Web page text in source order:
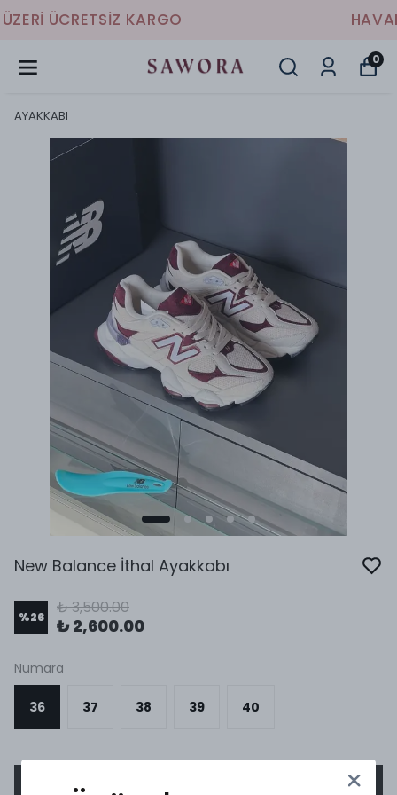
HAVALE/EFT İLE %10 İNDİRİM
0
AYAKKABI
New Balance İthal Ayakkabı
%26 ₺ 3,500.00
₺ 2,600.00
Numara
36 37 38 39 40
SEPETE EKLE